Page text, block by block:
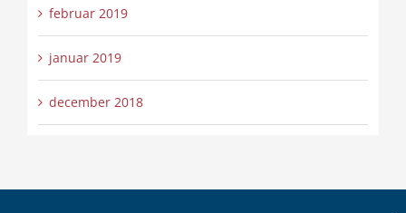
februar 2019
januar 2019
december 2018